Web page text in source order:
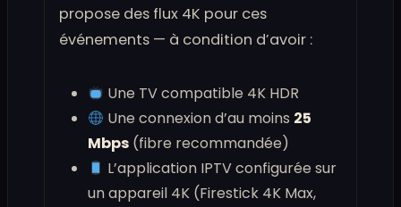
propose des flux 4K pour ces
événements — à condition d’avoir :
Une TV compatible 4K HDR
Une connexion d’au moins 25
Mbps (fibre recommandée)
L’application IPTV configurée sur
un appareil 4K (Firestick 4K Max,